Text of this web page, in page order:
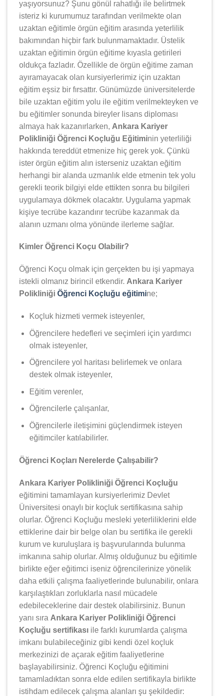
yaşıyorsunuz? Şunu gönül rahatlığı ile belirtmek
isteriz ki kurumumuz tarafından verilmekte olan
uzaktan eğitimle örgün eğitim arasında yeterlilik
bakımından hiçbir fark bulunmamaktadır. Üstelik
uzaktan eğitimin örgün eğitime kıyasla getirileri
oldukça fazladır. Özellikle de örgün eğitime zaman
ayıramayacak olan kursiyerlerimiz için uzaktan
eğitim eşsiz bir fırsattır. Günümüzde üniversitelerde
bile uzaktan eğitim yolu ile eğitim verilmekteyken ve
bu eğitimler sonunda bireyler lisans diploması
almaya hak kazanırlarken, Ankara Kariyer
Polikliniği Öğrenci Koçluğu Eğitiminin yeterliliği
hakkında tereddüt etmenize hiç gerek yok. Çünkü
ister örgün eğitim alın isterseniz uzaktan eğitim
herhangi bir alanda uzmanlık elde etmenin tek yolu
gerekli teorik bilgiyi elde ettikten sonra bu bilgileri
uygulamaya dökmek olacaktır. Uygulama yapmak
kişiye tecrübe kazandırır tecrübe kazanmak da
alanın uzmanı olma yönünde ilerleme sağlar.
Kimler Öğrenci Koçu Olabilir?
Öğrenci Koçu olmak için gerçekten bu işi yapmaya
istekli olmanız birincil etkendir. Ankara Kariyer
Polikliniği Öğrenci Koçluğu eğitimine;
Koçluk hizmeti vermek isteyenler,
Öğrencilere hedefleri ve seçimleri için yardımcı
olmak isteyenler,
Öğrencilere yol haritası belirlemek ve onlara
destek olmak isteyenler,
Eğitim verenler,
Öğrencilerle çalışanlar,
Öğrencilerle iletişimini güçlendirmek isteyen
eğitimciler katılabilirler.
Öğrenci Koçları Nerelerde Çalışabilir?
Ankara Kariyer Polikliniği Öğrenci Koçluğu
eğitimini tamamlayan kursiyerlerimiz Devlet
Üniversitesi onaylı bir koçluk sertifikasına sahip
olurlar. Öğrenci Koçluğu mesleki yeterliliklerini elde
ettiklerine dair bir belge olan bu sertifika ile gerekli
kurum ve kuruluşlara iş başvurularında bulunma
imkanına sahip olurlar. Almış olduğunuz bu eğitimle
birlikte eğer eğitimci iseniz öğrencilerinize yönelik
daha etkili çalışma faaliyetlerinde bulunabilir, onlara
karşılaştıkları zorluklarla nasıl mücadele
edebileceklerine dair destek olabilirsiniz. Bunun
yanı sıra Ankara Kariyer Polikliniği Öğrenci
Koçluğu sertifikası ile farklı kurumlarda çalışma
imkanı bulabileceğiniz gibi kendi özel koçluk
merkezinizi de açarak eğitim faaliyetlerine
başlayabilirsiniz. Öğrenci Koçluğu eğitimini
tamamladıktan sonra elde edilen sertifikayla birlikte
istihdam edilecek çalışma alanları şu şekildedir: